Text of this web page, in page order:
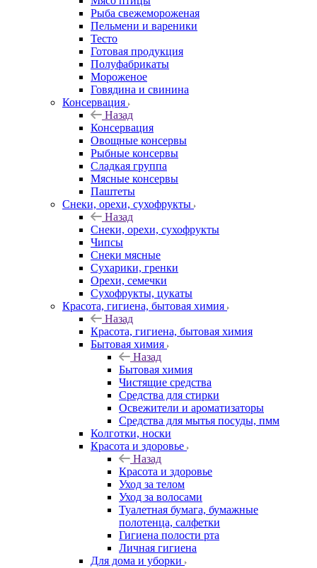
Рыба свежемороженая
Пельмени и вареники
Тесто
Готовая продукция
Полуфабрикаты
Мороженое
Говядина и свинина
Консервация
Назад
Консервация
Овощные консервы
Рыбные консервы
Сладкая группа
Мясные консервы
Паштеты
Снеки, орехи, сухофрукты
Назад
Снеки, орехи, сухофрукты
Чипсы
Снеки мясные
Сухарики, гренки
Орехи, семечки
Сухофрукты, цукаты
Красота, гигиена, бытовая химия
Назад
Красота, гигиена, бытовая химия
Бытовая химия
Назад
Бытовая химия
Чистящие средства
Средства для стирки
Освежители и ароматизаторы
Средства для мытья посуды, пмм
Колготки, носки
Красота и здоровье
Назад
Красота и здоровье
Уход за телом
Уход за волосами
Туалетная бумага, бумажные
полотенца, салфетки
Гигиена полости рта
Личная гигиена
Для дома и уборки